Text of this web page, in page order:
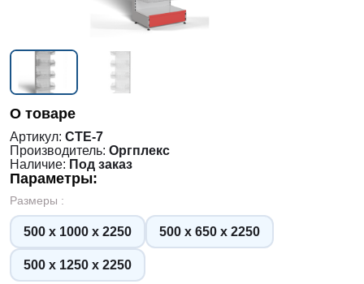
О товаре
Артикул: СТЕ-7
Производитель: Оргплекс
Наличие: Под заказ
Параметры:
Размеры :
500 х 1000 х 2250 500 х 650 х 2250
500 х 1250 х 2250